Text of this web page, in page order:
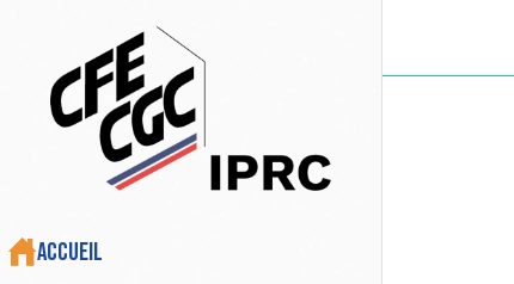
Accueil